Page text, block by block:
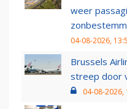
weer
04-08-2026,
Brussels
streep door
04-08-2026,